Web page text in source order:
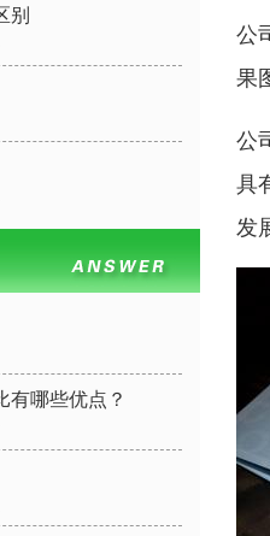
别
有哪些优点？
公
果
公
具
发